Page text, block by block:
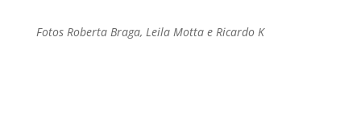
Fotos Roberta Braga, Leila Motta e Ricardo K